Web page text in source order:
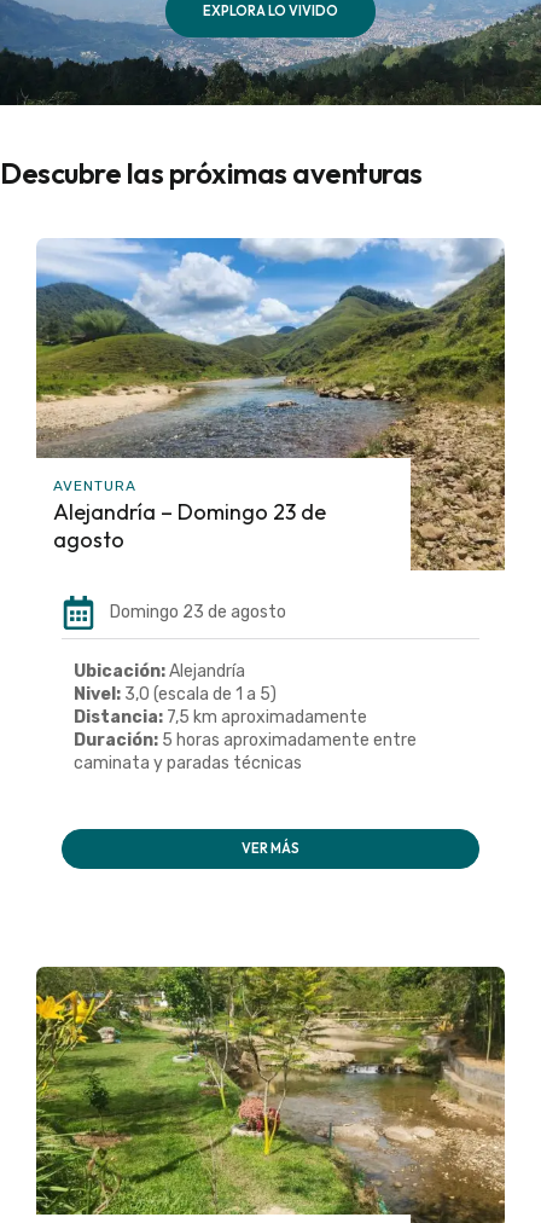
EXPLORA LO VIVIDO
Descubre las próximas aventuras
AVENTURA
Alejandría – Domingo 23 de
agosto
Domingo 23 de agosto
Ubicación:Alejandría
Nivel: 3,0 (escala de 1 a 5)
Distancia: 7,5 km aproximadamente
Duración: 5 horas aproximadamente entre
caminata y paradas técnicas
VER MÁS